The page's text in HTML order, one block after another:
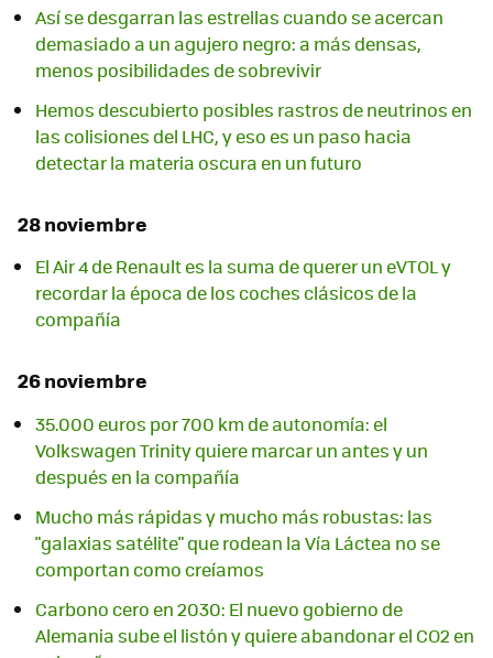
Así se desgarran las estrellas cuando se acercan
demasiado a un agujero negro: a más densas,
menos posibilidades de sobrevivir
Hemos descubierto posibles rastros de neutrinos en
las colisiones del LHC, y eso es un paso hacia
detectar la materia oscura en un futuro
28 noviembre
El Air 4 de Renault es la suma de querer un eVTOL y
recordar la época de los coches clásicos de la
compañía
26 noviembre
35.000 euros por 700 km de autonomía: el
Volkswagen Trinity quiere marcar un antes y un
después en la compañía
Mucho más rápidas y mucho más robustas: las
"galaxias satélite" que rodean la Vía Láctea no se
comportan como creíamos
Carbono cero en 2030: El nuevo gobierno de
Alemania sube el listón y quiere abandonar el CO2 en